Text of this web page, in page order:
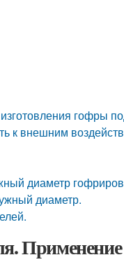
гофры
к внешним
диаметр
диаметр.